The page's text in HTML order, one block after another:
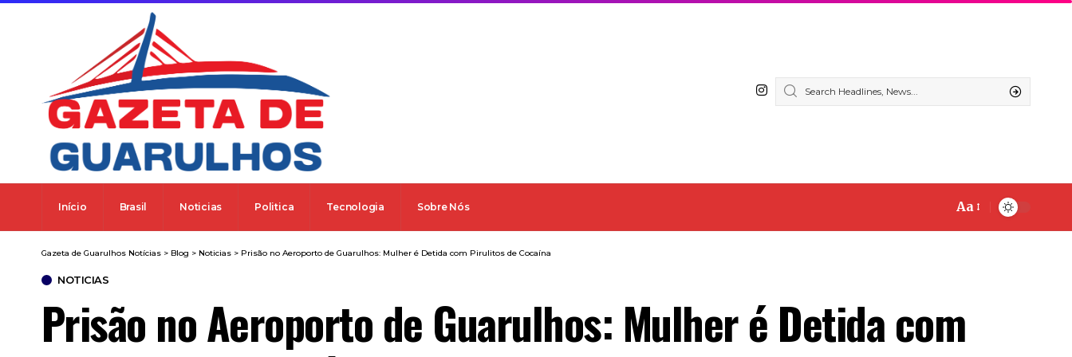
Início Brasil Noticias Politica Tecnologia Sobre Nós Aa
Gazeta de Guarulhos Notícias > Blog > Noticias > Prisão no Aeroporto de Guarulhos: Mulher é Detida com Pirulitos de Cocaína
NOTICIAS
Prisão no Aeroporto de Guarulhos: Mulher é Detida com